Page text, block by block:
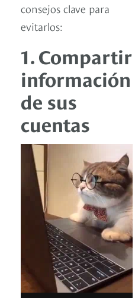
consejos clave para
evitarlos:
1. Compartir
información
de sus
cuentas